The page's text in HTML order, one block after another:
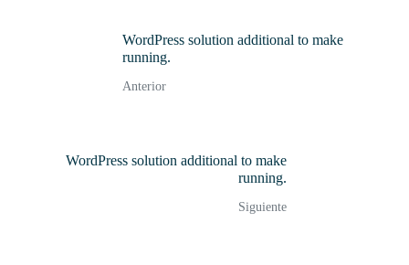
WordPress solution additional to make
running.
Anterior
WordPress solution additional to make
running.
Siguiente